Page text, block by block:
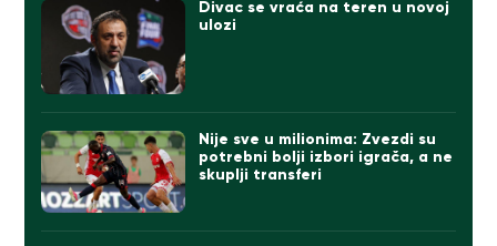
Divac se vraća na teren u novoj
ulozi
Nije sve u milionima: Zvezdi su
potrebni bolji izbori igrača, a ne
skuplji transferi